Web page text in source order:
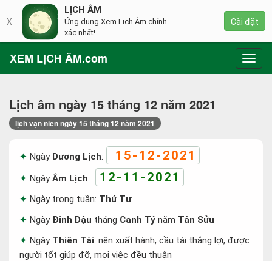
XEM LỊCH ÂM.com
Lịch âm ngày 15 tháng 12 năm 2021
lịch vạn niên ngày 15 tháng 12 năm 2021
Ngày Dương Lịch: 15-12-2021
NgàyÂm Lịch: 12-11-2021
Ngày trong tuần: Thứ Tư
Ngày Đinh Dậu tháng Canh Tý năm Tân Sửu
Ngày Thiên Tài: nên xuất hành, cầu tài thắng lợi, được
người tốt giúp đỡ, mọi việc đều thuận
X
LỊCH ÂM
Ứng dụng Xem Lịch Âm chính
xác nhất!
Cài đặt